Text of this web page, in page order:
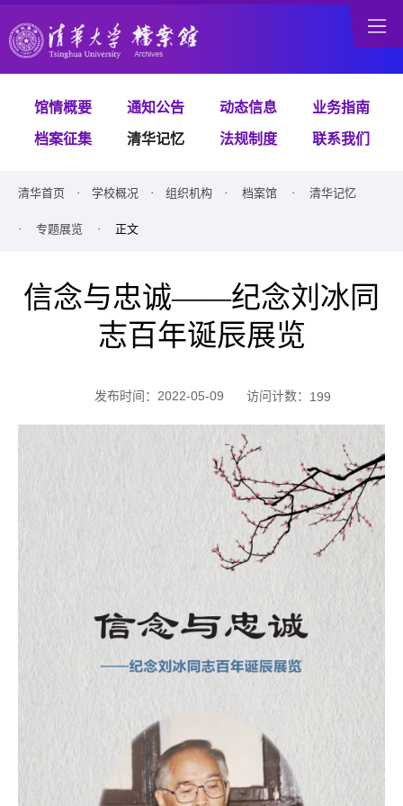
馆情概要 通知公告 动态信息 业务指南
档案征集 清华记忆 法规制度 联系我们
清华首页 · 学校概况 · 组织机构 · 档案馆 · 清华记忆
· 专题展览 · 正文
信念与忠诚——纪念刘冰同
志百年诞辰展览
发布时间：2022-05-09 访问计数： 199